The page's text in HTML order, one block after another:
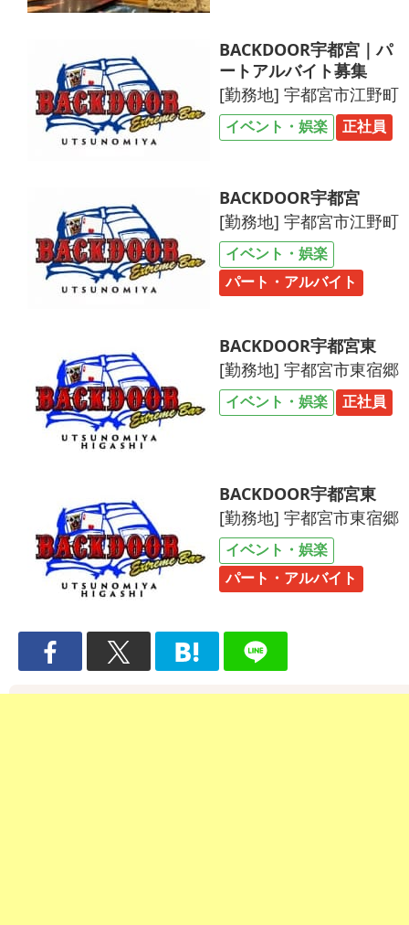
BACKDOOR宇都宮｜パ
ートアルバイト募集
[勤務地] 宇都宮市江野町
イベント・娯楽 正社員
BACKDOOR宇都宮
[勤務地] 宇都宮市江野町
イベント・娯楽
パート・アルバイト
BACKDOOR宇都宮東
[勤務地] 宇都宮市東宿郷
イベント・娯楽 正社員
BACKDOOR宇都宮東
[勤務地] 宇都宮市東宿郷
イベント・娯楽
パート・アルバイト